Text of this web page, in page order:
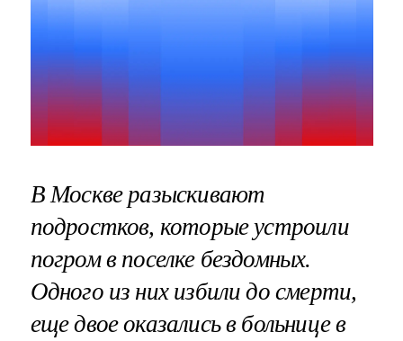
В Москве разыскивают
подростков, которые устроили
погром в поселке бездомных.
Одного из них избили до смерти,
еще двое оказались в больнице в